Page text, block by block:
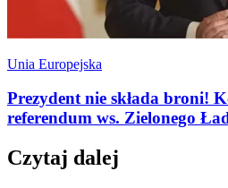
Unia Europejska
Prezydent nie składa broni!
referendum ws. Zielonego
Czytaj dalej